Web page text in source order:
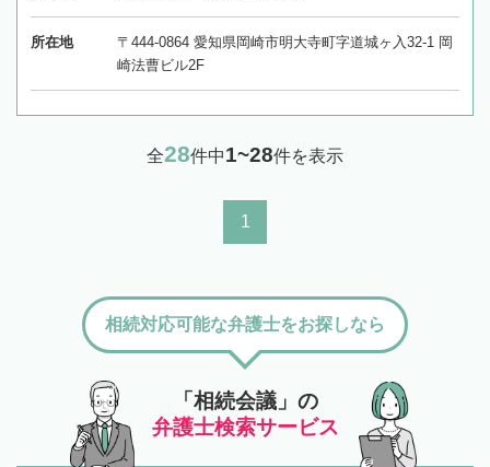
所在地
〒444-0864 愛知県岡崎市明大寺町字道城ヶ入32-1 岡
崎法曹ビル2F
全28件中1~28件を表示
1
「相続会議」の
弁護士検索サービス
相続対応可能な弁護士をお探しなら